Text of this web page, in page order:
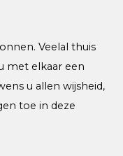
Veelal thuis
met elkaar een
u allen wijsheid,
toe in deze